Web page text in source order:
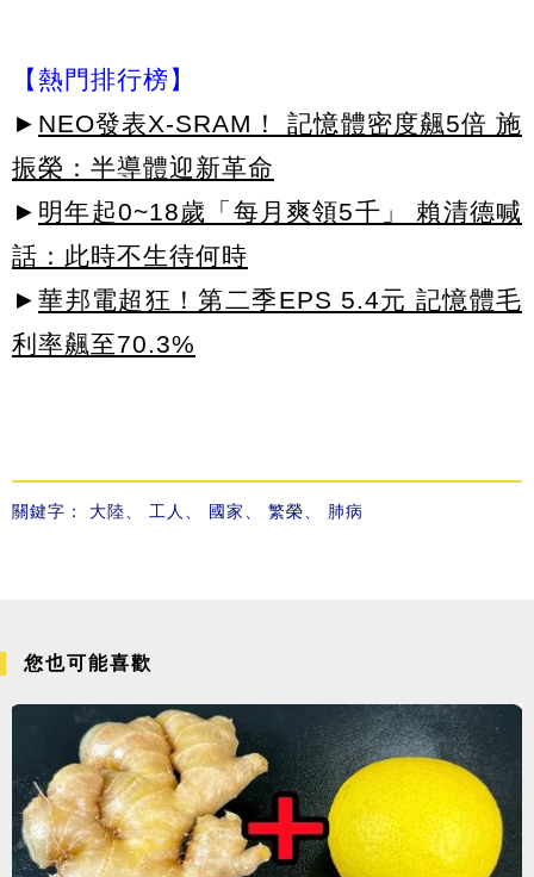
【熱門排行榜】
► NEO發表X-SRAM！ 記憶體密度飆5倍 施
振榮：半導體迎新革命
► 明年起0~18歲「每月爽領5千」 賴清德喊
話：此時不生待何時
► 華邦電超狂！第二季EPS 5.4元 記憶體毛
利率飆至70.3%
關鍵字： 大陸 工人 國家 繁榮 肺病
您也可能喜歡